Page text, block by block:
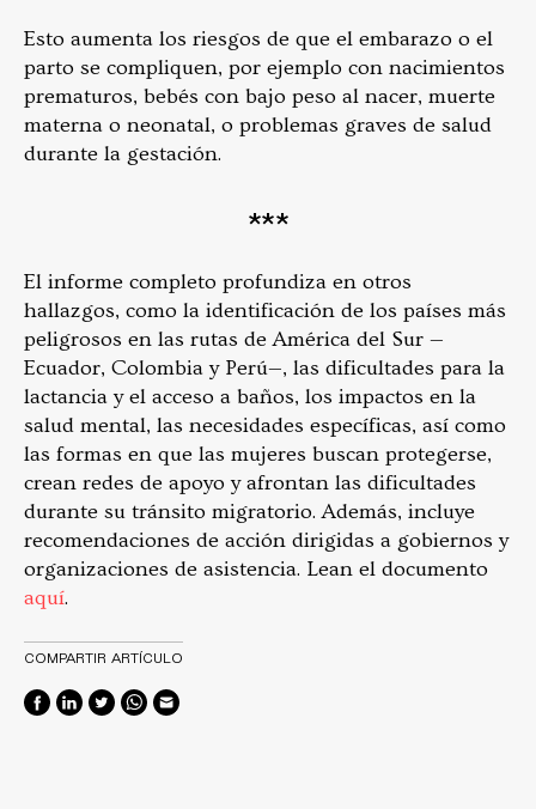
Esto aumenta los riesgos de que el embarazo o el
parto se compliquen, por ejemplo con nacimientos
prematuros, bebés con bajo peso al nacer, muerte
materna o neonatal, o problemas graves de salud
durante la gestación.
***
El informe completo profundiza en otros
hallazgos, como la identificación de los países más
peligrosos en las rutas de América del Sur —
Ecuador, Colombia y Perú—, las dificultades para la
lactancia y el acceso a baños, los impactos en la
salud mental, las necesidades específicas, así como
las formas en que las mujeres buscan protegerse,
crean redes de apoyo y afrontan las dificultades
durante su tránsito migratorio. Además, incluye
recomendaciones de acción dirigidas a gobiernos y
organizaciones de asistencia. Lean el documento
aquí.
COMPARTIR ARTÍCULO